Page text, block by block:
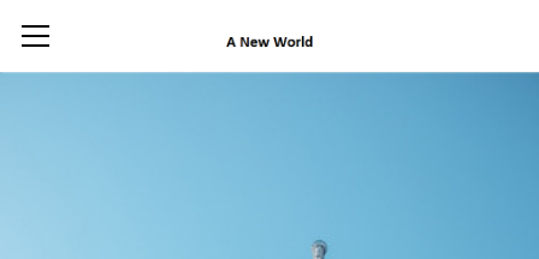
일본/칸토 - 関東91건이 검색되었습니다.